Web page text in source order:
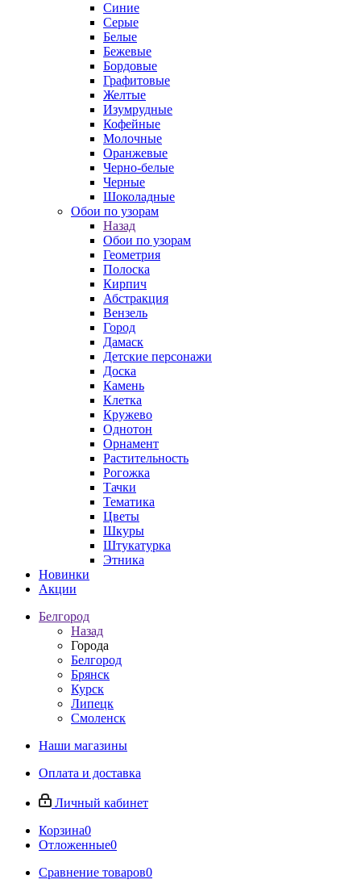
Синие
Серые
Белые
Бежевые
Бордовые
Графитовые
Желтые
Изумрудные
Кофейные
Молочные
Оранжевые
Черно-белые
Черные
Шоколадные
Обои по узорам
Назад
Обои по узорам
Геометрия
Полоска
Кирпич
Абстракция
Вензель
Город
Дамаск
Детские персонажи
Доска
Камень
Клетка
Кружево
Однотон
Орнамент
Растительность
Рогожка
Тачки
Тематика
Цветы
Шкуры
Штукатурка
Этника
Новинки
Акции
Белгород
Назад
Города
Белгород
Брянск
Курск
Липецк
Смоленск
Наши магазины
Оплата и доставка
Личный кабинет
Корзина0
Отложенные0
Сравнение товаров0